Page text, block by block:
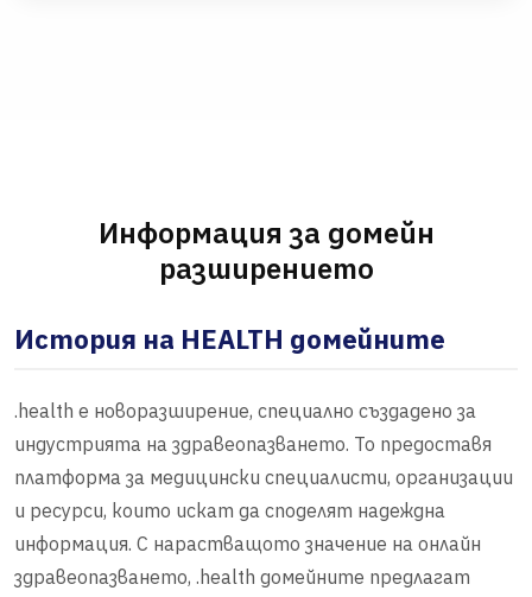
Информация за домейн
разширението
История на HEALTH домейните
.health е новоразширение, специално създадено за
индустрията на здравеопазването. То предоставя
платформа за медицински специалисти, организации
и ресурси, които искат да споделят надеждна
информация. С нарастващото значение на онлайн
здравеопазването, .health домейните предлагат